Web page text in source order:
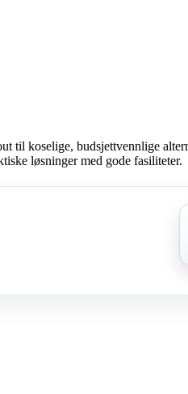
til koselige, budsjettvennlige
løsninger med gode fasiliteter.